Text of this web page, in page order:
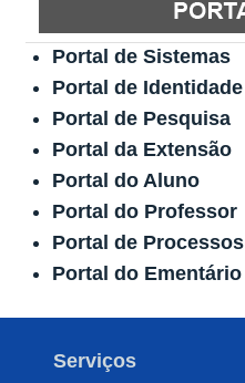
Portal de Sistemas
Portal de Identidade
Portal de Pesquisa
Portal da Extensão
Portal do Aluno
Portal do Professor
Portal de Processos
Portal do Ementário
Serviços